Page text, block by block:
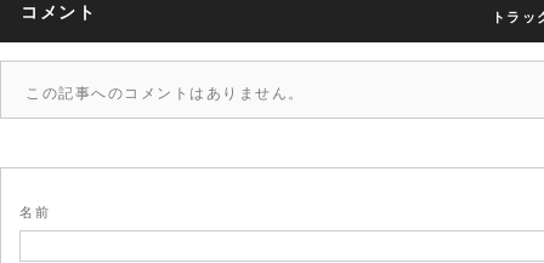
コメント トラ
この記事へのコメントはありません。
名前